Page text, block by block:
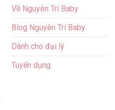
Về Nguyên Trí Baby
Blog Nguyên Trí Baby
Dành cho đại lý
Tuyển dụng